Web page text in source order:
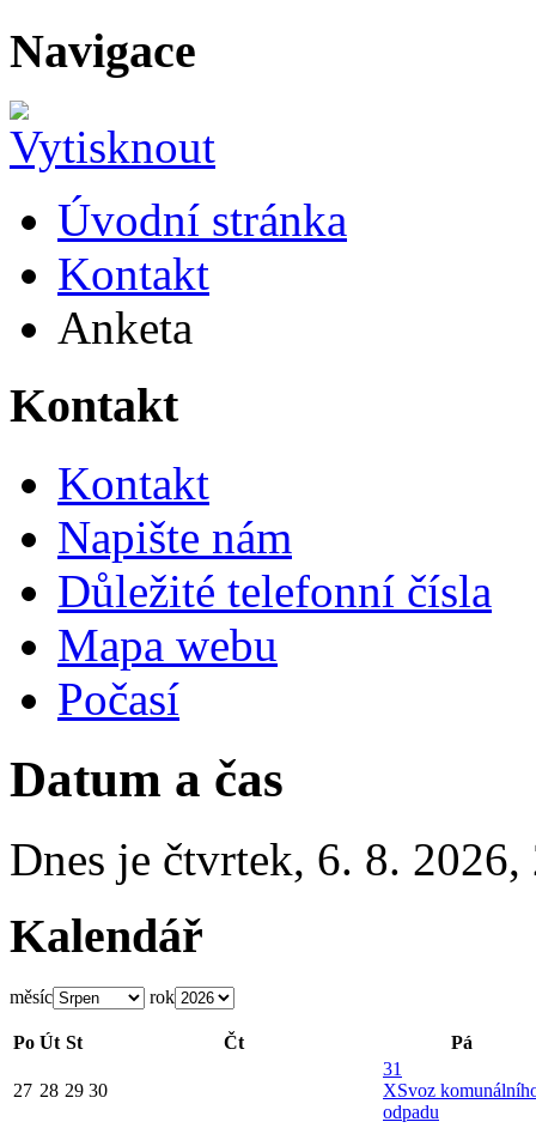
Navigace
Úvodní stránka
Kontakt
Anketa
Kontakt
Kontakt
Napište nám
Důležité telefonní čísla
Mapa webu
Počasí
Datum a čas
Dnes je čtvrtek, 6. 8. 2026,
Kalendář
měsíc rok
Po Út St Čt Pá
27 28 29 30
31
XSvoz
odpadu